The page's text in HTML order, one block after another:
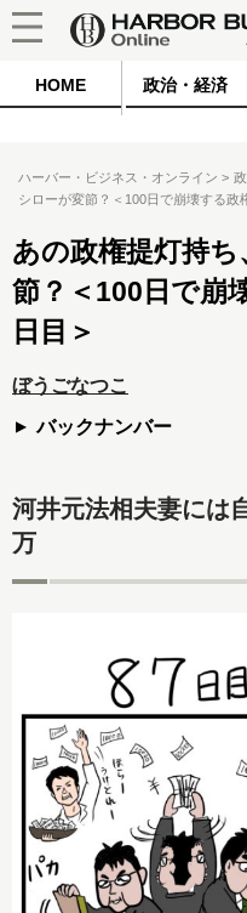
HOME 政治・経済
ハーバー・ビジネス・オンライン
シローが変節？＜100日で崩壊する政
あの政権提灯持
節？＜100日で崩
日目＞
ぼうごなつこ
バックナンバー
河井元法相夫妻には
万